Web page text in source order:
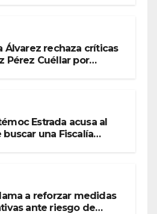
Álvarez rechaza críticas
Pérez Cuéllar por
Estrada acusa al
buscar una Fiscalía
a reforzar medidas
ante riesgo de